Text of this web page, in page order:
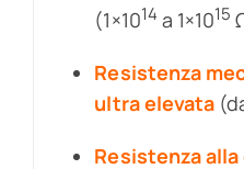
(1×1014 a 1×1015
Resistenza
ultra elevata
Resistenza